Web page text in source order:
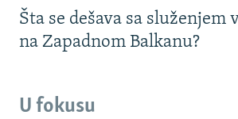
Šta se dešava sa služenjem
na Zapadnom Balkanu?
U fokusu